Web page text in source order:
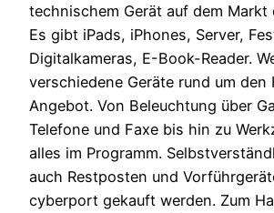
technischem Gerät auf dem Markt
Es gibt iPads, iPhones, Server,
Digitalkameras, E-Book-Reader.
verschiedene Geräte rund um den
Angebot. Von Beleuchtung über
Telefone und Faxe bis hin zu
alles im Programm.
auch Restposten und
cyberport gekauft werden. Zum